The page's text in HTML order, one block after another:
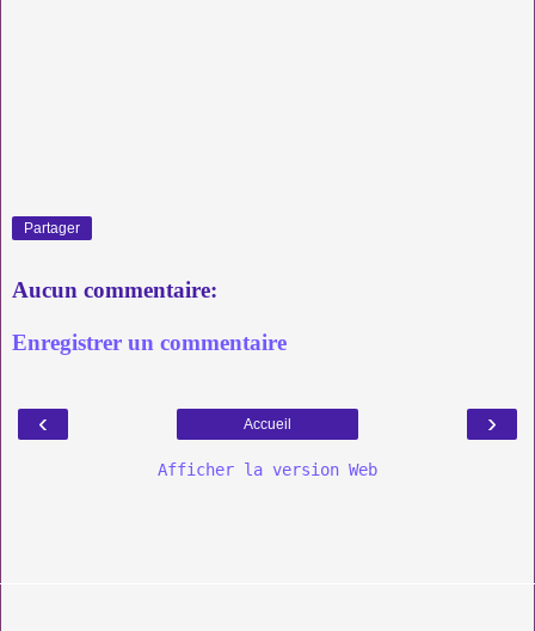
Partager
Aucun commentaire:
Enregistrer un commentaire
‹ ›
Accueil
Afficher la version Web